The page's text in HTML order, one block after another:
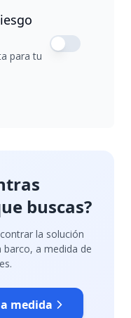
para tu
buscas?
la solución
a medida de
medida